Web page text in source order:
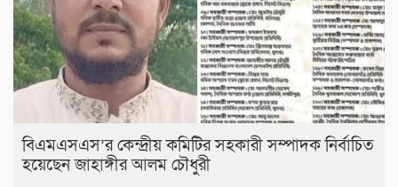
বিএমএসএস’র কেন্দ্রীয় কমিটির সহকারী সম্পাদক নির্বাচিত
হয়েছেন জাহাঙ্গীর আলম চৌধুরী